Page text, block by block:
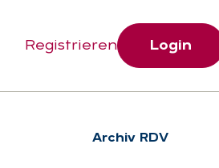
Registrieren Login
Archiv RDV